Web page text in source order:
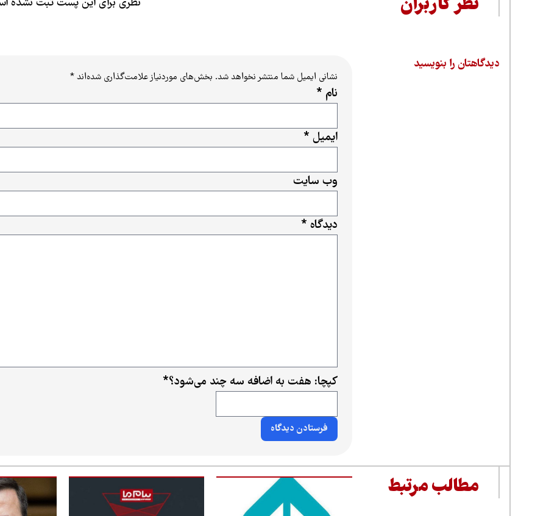
نظر کاربران
دیدگاهتان را بنویسید
نشانی ایمیل شما منتشر نخواهد شد. بخش‌های موردنیاز علامت‌گذاری شده‌اند*
دیدگاه *
نام *
ایمیل *
وب‌ سایت
کپچا: هفت به اضافه سه چند می‌شود؟*
مطالب مرتبط